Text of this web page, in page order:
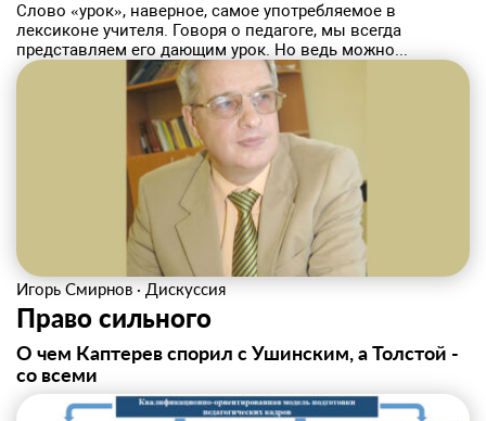
Слово «урок», наверное, самое употребляемое в
лексиконе учителя. Говоря о педагоге, мы всегда
представляем его дающим урок. Но ведь можно...
Игорь Смирнов · Дискуссия
Право сильного
О чем Каптерев спорил с Ушинским, а Толстой -
со всеми